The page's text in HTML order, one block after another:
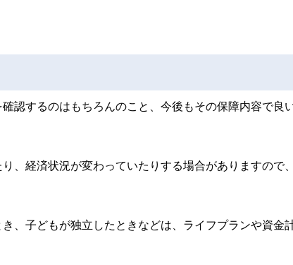
認するのはもちろんのこと、今後もその保障内容で良
、経済状況が変わっていたりする場合がありますので
、子どもが独立したときなどは、ライフプランや資金